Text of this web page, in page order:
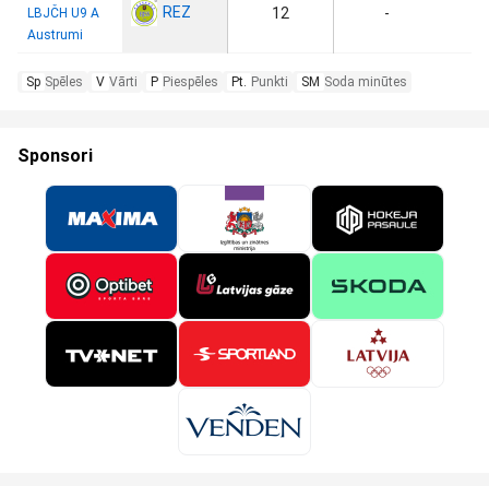
LBJČH U9 A
Austrumi
REZ 12 -
Sp Spēles V Vārti P Piespēles Pt. Punkti SM Soda minūtes
Sponsori